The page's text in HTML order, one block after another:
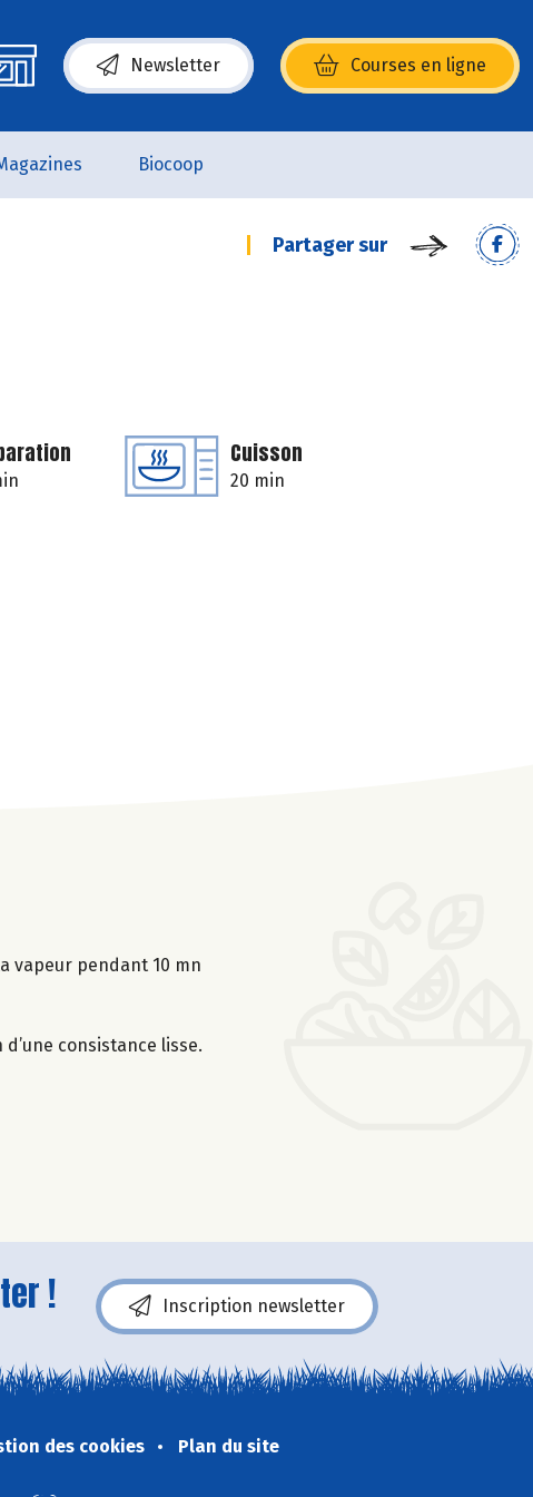
Newsletter Courses en ligne
(s’ouvre dans une nouvelle fenêtre)
Biocoop
Partager sur
Cuisson
20 min
vapeur pendant 10 mn
consistance lisse.
! Inscription newsletter
des cookies Plan du site